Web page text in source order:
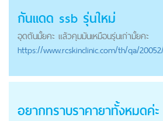
กันแดด ssb รุ่นใหม่
อุดตันมั้ยคะ แล้วคุมมันเหมือนรุ่นเก่ามั้ยคะ
https://www.rcskinclinic.com/th/qa/
อยากทราบราคายาทั้งหมดค่ะ